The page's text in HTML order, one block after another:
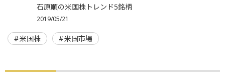
石原順の米国株トレンド5銘柄
2019/05/21
米国株 米国市場